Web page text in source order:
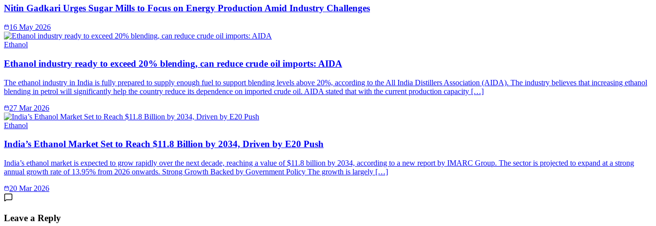
Nitin Gadkari Urges Sugar Mills to Focus on Energy Production Amid Industry Challenges
16 May 2026
Ethanol
Ethanol industry ready to exceed 20% blending, can reduce crude oil imports: AIDA
The ethanol industry in India is fully prepared to supply enough fuel to support blending levels above 20%, according to the All India Distillers Association (AIDA). The industry believes that increasing ethanol
blending in petrol will significantly help the country reduce its dependence on imported crude oil. AIDA stated that with the current production capacity […]
27 Mar 2026
Ethanol
India’s Ethanol Market Set to Reach $11.8 Billion by 2034, Driven by E20 Push
India’s ethanol market is expected to grow rapidly over the next decade, reaching a value of $11.8 billion by 2034, according to a new report by IMARC Group. The sector is projected to expand at a strong
annual growth rate of 13.95% from 2026 onwards. Strong Growth Backed by Government Policy The growth is largely […]
20 Mar 2026
Leave a Reply